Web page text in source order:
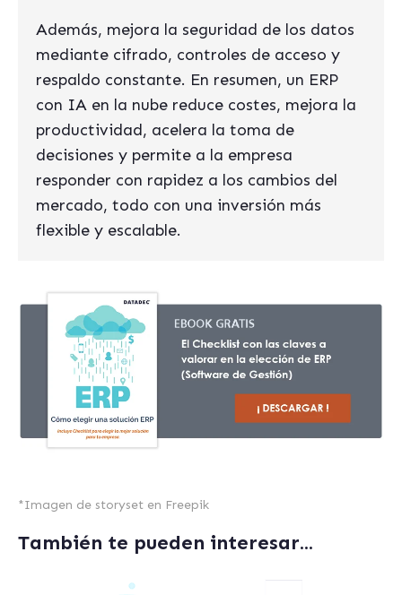
Además, mejora la seguridad de los datos
mediante cifrado, controles de acceso y
respaldo constante. En resumen, un ERP
con IA en la nube reduce costes, mejora la
productividad, acelera la toma de
decisiones y permite a la empresa
responder con rapidez a los cambios del
mercado, todo con una inversión más
flexible y escalable.
*Imagen de storyset en Freepik
También te pueden interesar...